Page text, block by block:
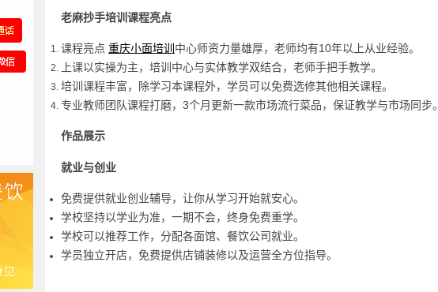
老麻抄手培训课程亮点
课程亮点 重庆小面培训中心师资力量雄厚，老师均有10年以上从业经验。
上课以实操为主，培训中心与实体教学双结合，老师手把手教学。
培训课程丰富，除学习本课程外，学员可以免费选修其他相关课程。
专业教师团队课程打磨，3个月更新一款市场流行菜品，保证教学与市场同步。
作品展示
就业与创业
免费提供就业创业辅导，让你从学习开始就安心。
学校坚持以学业为准，一期不会，终身免费重学。
学校可以推荐工作，分配各面馆、餐饮公司就业。
学员独立开店，免费提供店铺装修以及运营全方位指导。